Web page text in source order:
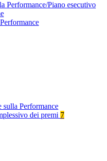
Performance/Piano esecutivo
sulla Performance
dei premi 7